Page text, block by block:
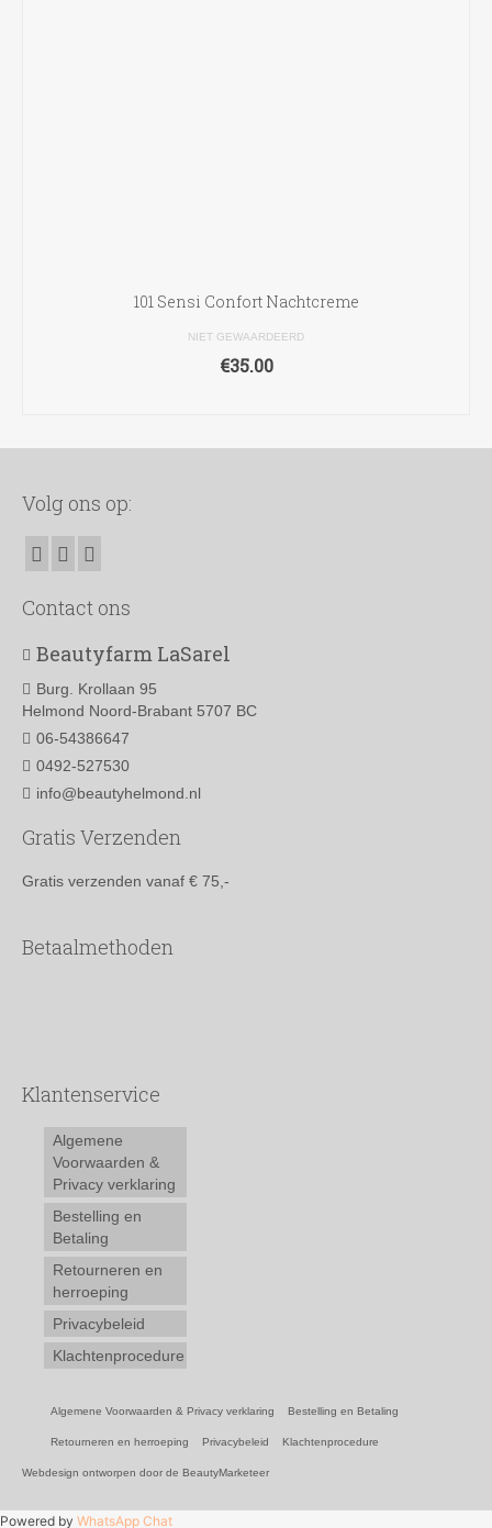
101 Sensi Confort Nachtcreme
NIET GEWAARDEERD
€35.00
Volg ons op:
Contact ons
Beautyfarm LaSarel
Burg. Krollaan 95
Helmond Noord-Brabant 5707 BC
06-54386647
0492-527530
info@beautyhelmond.nl
Gratis Verzenden
Gratis verzenden vanaf € 75,-
Betaalmethoden
Klantenservice
Algemene
Voorwaarden &
Privacy verklaring
Bestelling en
Betaling
Retourneren en
herroeping
Privacybeleid
Klachtenprocedure
Algemene Voorwaarden & Privacy verklaring Bestelling en Betaling
Retourneren en herroeping Privacybeleid Klachtenprocedure
Webdesign ontworpen door de BeautyMarketeer
Powered by WhatsApp Chat